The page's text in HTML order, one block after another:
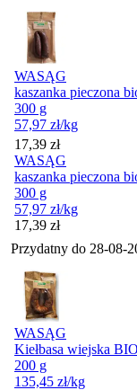
WASĄG
kaszanka pieczona
300 g
57,97 zł/kg
Cena
17,39 zł
WASĄG
kaszanka pieczona
300 g
57,97 zł/kg
Cena
17,39 zł
Przydatny do 28-08-
WASĄG
Kiełbasa wiejska
200 g
135,45 zł/kg